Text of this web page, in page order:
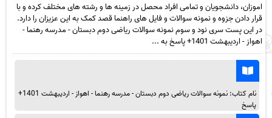
اموزان، دانشجویان و تمامی افراد محصل در زمینه ها و رشته های مختلف کرده و با
قرار دادن جزوه و نمونه سوالات و فایل های راهنما قصد کمک به این عزیزان را دارد.
در این پست سری نود و سوم نمونه سوالات ریاضی دوم دبستان - مدرسه رهنما -
اهواز - اردیبهشت 1401+ پاسخ به ...
نام کتاب: نمونه سوالات ریاضی دوم دبستان - مدرسه رهنما - اهواز - اردیبهشت 1401+
پاسخ